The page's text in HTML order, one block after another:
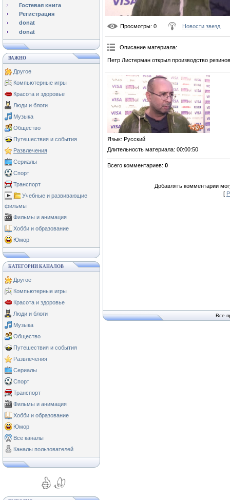
Гостевая книга
Регистрация
donat
donat
ВАЖНО
Другое
Компьютерные игры
Красота и здоровье
Люди и блоги
Музыка
Общество
Путешествия и события
Развлечения
Сериалы
Спорт
Транспорт
Учебные и развивающие
фильмы
Фильмы и анимация
Хобби и образование
Юмор
КАТЕГОРИИ КАНАЛОВ
Другое
Компьютерные игры
Красота и здоровье
Люди и блоги
Музыка
Общество
Путешествия и события
Развлечения
Сериалы
Спорт
Транспорт
Фильмы и анимация
Хобби и образование
Юмор
Все каналы
Каналы пользователей
Просмотры: 0 Новости звезд
Описание материала:
Петр Листерман открыл производство
Язык: Русский
Длительность материала: 00:00:50
Всего комментариев: 0
Добавлять комментарии
[
Все